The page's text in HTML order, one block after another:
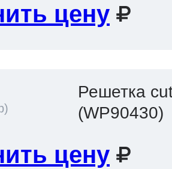
цену
Решетка
(WP90430)
цену